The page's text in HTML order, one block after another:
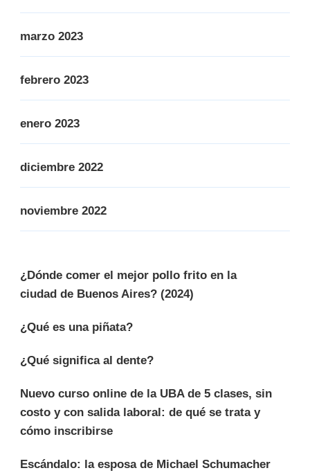
marzo 2023
febrero 2023
enero 2023
diciembre 2022
noviembre 2022
¿Dónde comer el mejor pollo frito en la
ciudad de Buenos Aires? (2024)
¿Qué es una piñata?
¿Qué significa al dente?
Nuevo curso online de la UBA de 5 clases, sin
costo y con salida laboral: de qué se trata y
cómo inscribirse
Escándalo: la esposa de Michael Schumacher